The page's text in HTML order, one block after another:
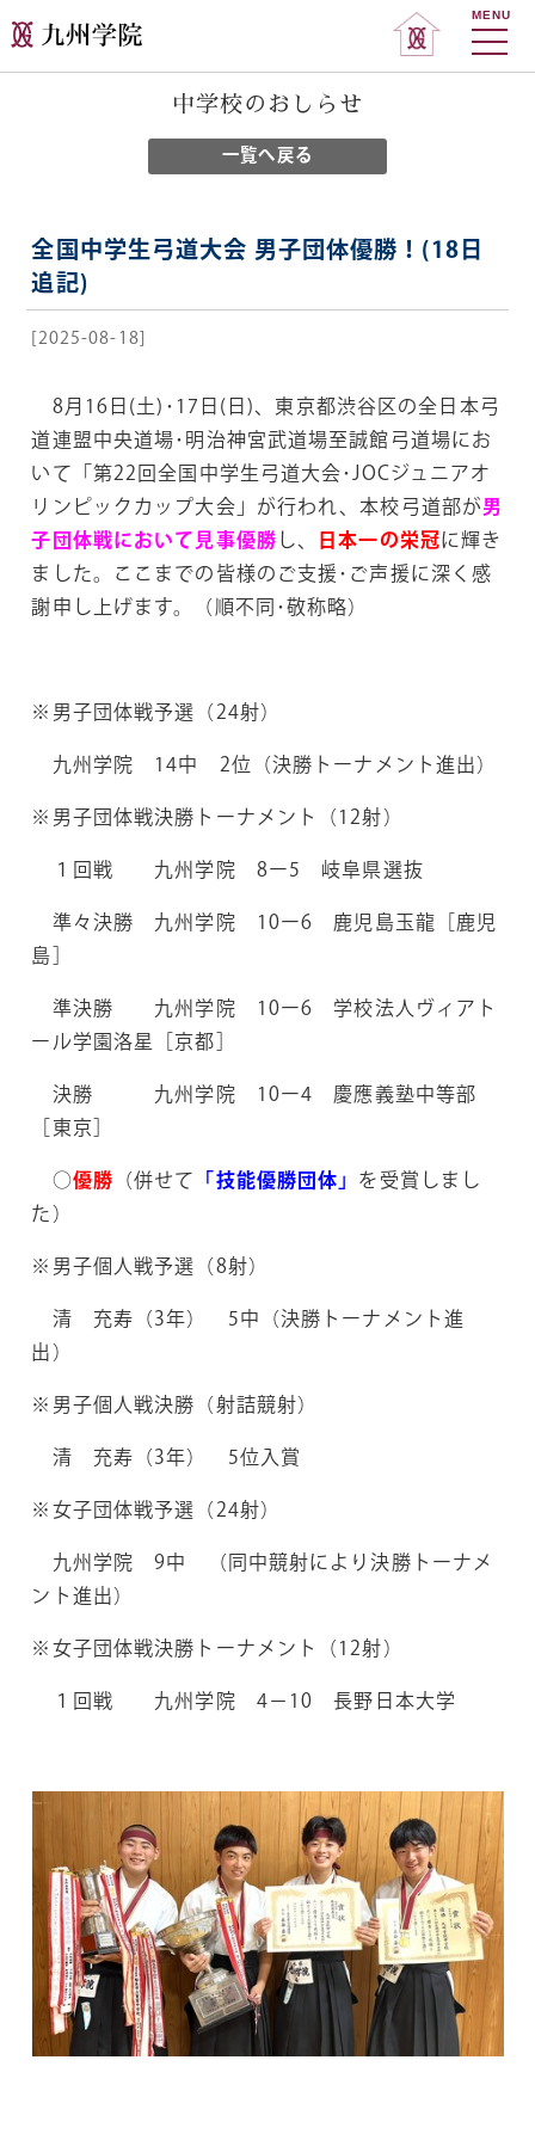
MENU
中学校のおしらせ
一覧へ戻る
全国中学生弓道大会 男子団体優勝！(18日
追記)
[2025-08-18]
8月16日(土)･17日(日)、東京都渋谷区の全日本弓
道連盟中央道場･明治神宮武道場至誠館弓道場にお
いて「第22回全国中学生弓道大会･JOCジュニアオ
リンピックカップ大会」が行われ、本校弓道部が男
子団体戦において見事優勝し、 日本一の栄冠に輝き
ました。ここまでの皆様のご支援･ご声援に深く感
謝申し上げます。（順不同･敬称略）
※男子団体戦予選（24射）
九州学院 14中 2位（決勝トーナメント進出）
※男子団体戦決勝トーナメント（12射）
１回戦 九州学院 8ー5 岐阜県選抜
準々決勝 九州学院 10ー6 鹿児島玉龍［鹿児
島］
準決勝 九州学院 10ー6 学校法人ヴィアト
ール学園洛星［京都］
決勝 九州学院 10ー4 慶應義塾中等部
［東京］
○優勝 （併せて 「技能優勝団体」 を受賞しまし
た）
※男子個人戦予選（8射）
清 充寿（3年） 5中（決勝トーナメント進
出）
※男子個人戦決勝（射詰競射）
清 充寿（3年） 5位入賞
※女子団体戦予選（24射）
九州学院 9中 （同中競射により決勝トーナメ
ント進出）
※女子団体戦決勝トーナメント（12射）
１回戦 九州学院 4－10 長野日本大学